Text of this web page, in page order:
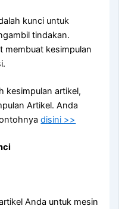
kunci untuk
tindakan.
membuat kesimpulan
kesimpulan artikel,
Artikel. Anda
disini >>
Anda untuk mesin